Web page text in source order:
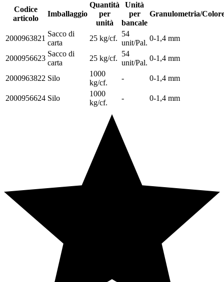
Codice
articolo
Imballaggio
Quantità
per
unità
Unità
per
bancale
Granulometria/
2000963821
Sacco di
carta
25 kg/cf.
54
unit/Pal.
0-1,4 mm
2000956623
Sacco di
carta
25 kg/cf.
54
unit/Pal.
0-1,4 mm
2000963822 Silo
1000
kg/cf.
- 0-1,4 mm
2000956624 Silo
1000
kg/cf.
- 0-1,4 mm